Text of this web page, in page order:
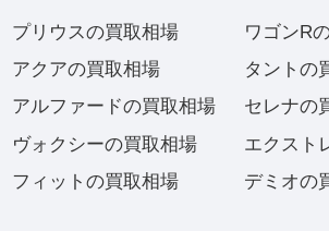
プリウスの買取相場
アクアの買取相場
アルファードの買取相場
ヴォクシーの買取相場
フィットの買取相場
ワゴンR
タントの
セレナの
エクスト
デミオの